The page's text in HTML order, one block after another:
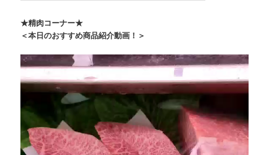
★精肉コーナー★
＜本日のおすすめ商品紹介動画！＞
動
プ
ー
ー